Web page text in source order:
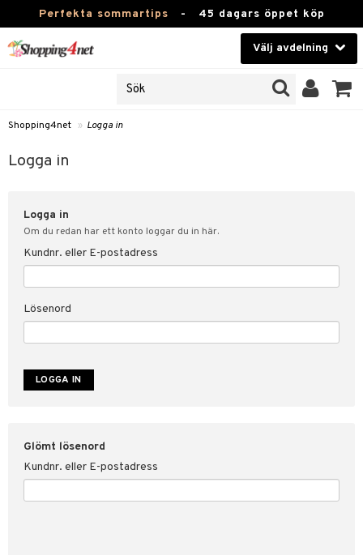
Perfekta sommartips - 45 dagars öppet köp
Välj avdelning
Kontaktlinser
Hälsokost
Fitness
Hem & Inredning
Leksaker, Barn & Baby
Varumärken
Shopping4net » Logga in
Logga in
Logga in
Om du redan har ett konto loggar du in här.
Kundnr. eller E-postadress
Lösenord
Glömt lösenord
Kundnr. eller E-postadress
svar
för Shopping4net